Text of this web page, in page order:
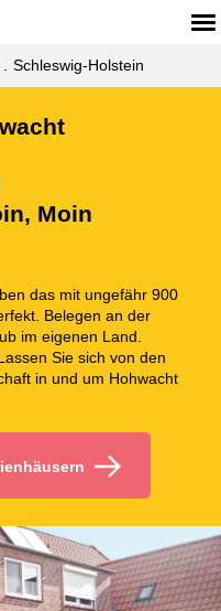
Schleswig-Holstein
Moin
das mit ungefähr 900
Belegen an der
im eigenen Land.
Sie sich von den
in und um Hohwacht